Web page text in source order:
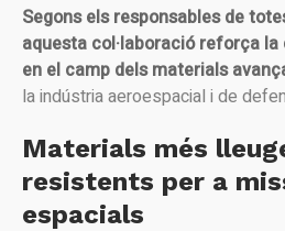
Segons els responsables de
aquesta col·laboració reforça
en el camp dels materials
la indústria aeroespacial i de
Materials més
resistents per a
espacials